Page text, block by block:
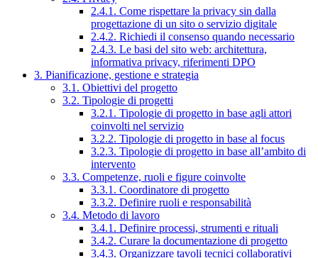
2.4.1. Come rispettare la privacy sin dalla
progettazione di un sito o servizio digitale
2.4.2. Richiedi il consenso quando necessario
2.4.3. Le basi del sito web: architettura,
informativa privacy, riferimenti DPO
3. Pianificazione, gestione e strategia
3.1. Obiettivi del progetto
3.2. Tipologie di progetti
3.2.1. Tipologie di progetto in base agli attori
coinvolti nel servizio
3.2.2. Tipologie di progetto in base al focus
3.2.3. Tipologie di progetto in base all’ambito di
intervento
3.3. Competenze, ruoli e figure coinvolte
3.3.1. Coordinatore di progetto
3.3.2. Definire ruoli e responsabilità
3.4. Metodo di lavoro
3.4.1. Definire processi, strumenti e rituali
3.4.2. Curare la documentazione di progetto
3.4.3. Organizzare tavoli tecnici collaborativi